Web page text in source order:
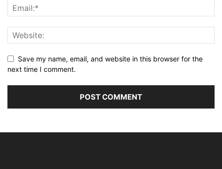
Save my name, email, and website in this browser for the
next time I comment.